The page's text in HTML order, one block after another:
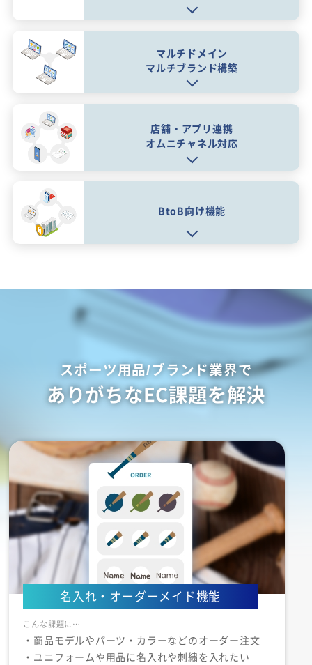
マルチドメイン
マルチブランド構築
店舗・アプリ連携
オムニチャネル対応
BtoB向け機能
スポーツ用品/ブランド業界で
ありがちなEC課題を解決
名入れ・オーダーメイド機能
・商品モデルやパーツ・カラーなどのオーダー注文
・ユニフォームや用品に名入れや刺繍を入れたい